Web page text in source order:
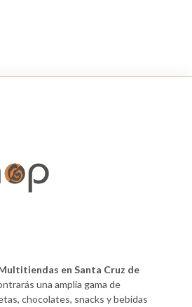
en Santa Cruz de
una amplia gama de
chocolates, snacks y bebidas